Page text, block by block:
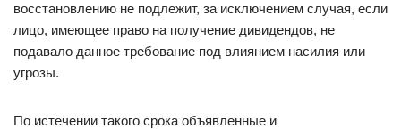
восстановлению не подлежит, за исключением случая, если
лицо, имеющее право на получение дивидендов, не
подавало данное требование под влиянием насилия или
угрозы.
По истечении такого срока объявленные и